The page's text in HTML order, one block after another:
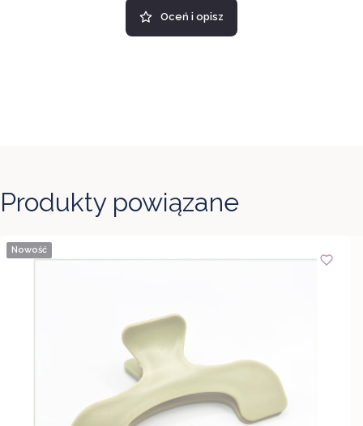
Oceń i opisz
Produkty powiązane
Nowość